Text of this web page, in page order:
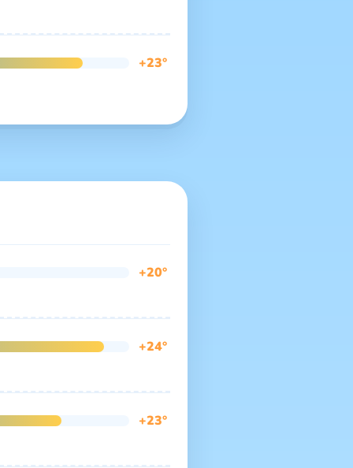
+23°
+20°
+24°
+23°